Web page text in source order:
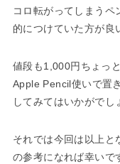
コロ転がってしまうペ
的につけていた方が良
値段も1,000円ちょっ
Apple Pencil使いで置
してみてはいかがでし
それでは今回は以上と
の参考になれば幸いで